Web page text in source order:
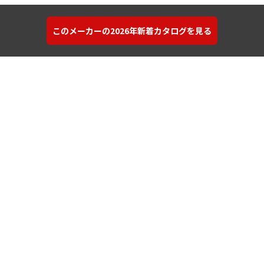
このメーカーの2026年新着カタログを見る